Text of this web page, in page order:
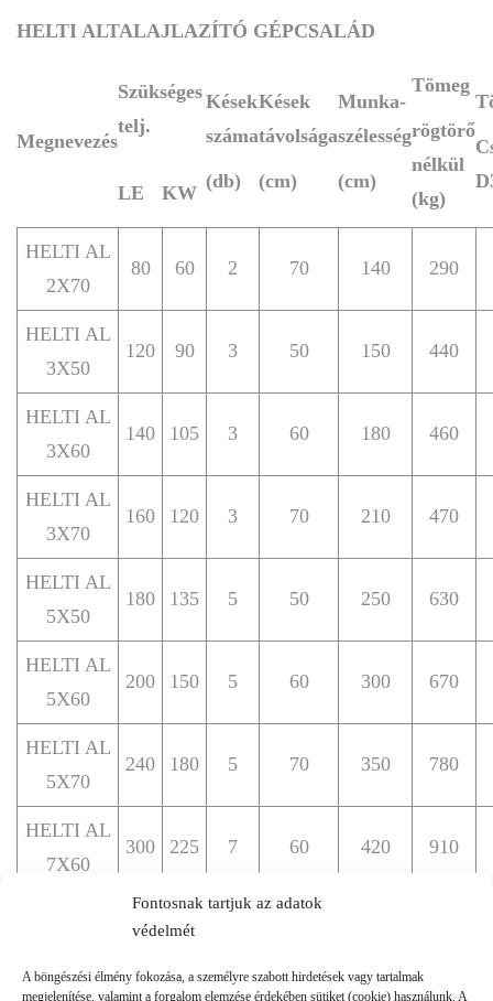
Fontosnak tartjuk az adatok
védelmét
A böngészési élmény fokozása, a személyre szabott hirdetések vagy tartalmak
megjelenítése, valamint a forgalom elemzése érdekében sütiket (cookie) használunk. A
HELTI ALTALAJLAZÍTÓ GÉPCSALÁD
Megnevezés
Szükséges
telj.
Kések
száma
(db)
Kések
távolsága
(cm)
Munka-
szélesség
(cm)
Tömeg
rögtörő
nélkül
(kg)
LE KW
HELTI AL
2X70
80 60 2 70 140 290
HELTI AL
3X50
120 90 3 50 150 440
HELTI AL
3X60
140 105 3 60 180 460
HELTI AL
3X70
160 120 3 70 210 470
HELTI AL
5X50
180 135 5 50 250 630
HELTI AL
5X60
200 150 5 60 300 670
HELTI AL
5X70
240 180 5 70 350 780
HELTI AL
7X60
300 225 7 60 420 910
340 255